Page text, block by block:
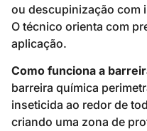
ou descupinização com
O técnico orienta com
aplicação.
Como funciona a
barreira química
inseticida ao redor de
criando uma zona de